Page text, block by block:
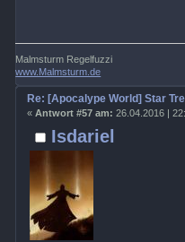
Malmsturm Regelfuzzi
www.Malmsturm.de
Isdariel
Re: [Apocalype World] Star
« Antwort #57 am: 26.04.2016 |